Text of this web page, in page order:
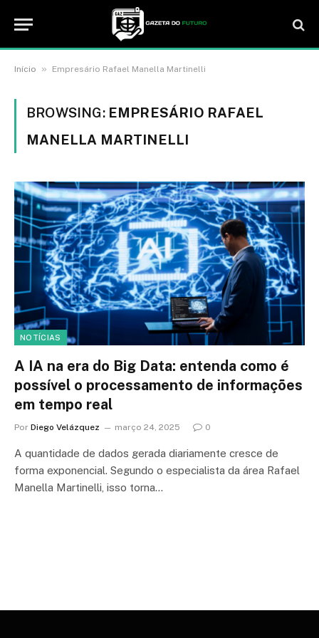
Início » Empresário Rafael Manella Martinelli
BROWSING: EMPRESÁRIO RAFAEL
MANELLA MARTINELLI
NOTÍCIAS
A IA na era do Big Data: entenda como é
possível o processamento de informações
em tempo real
Por Diego Velázquez março 24, 2025 0
A quantidade de dados gerada diariamente cresce de
forma exponencial. Segundo o especialista da área Rafael
Manella Martinelli, isso torna…